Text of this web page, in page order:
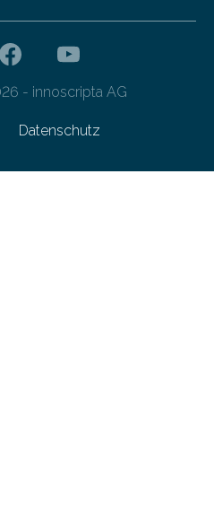
- innoscripta AG
Datenschutz